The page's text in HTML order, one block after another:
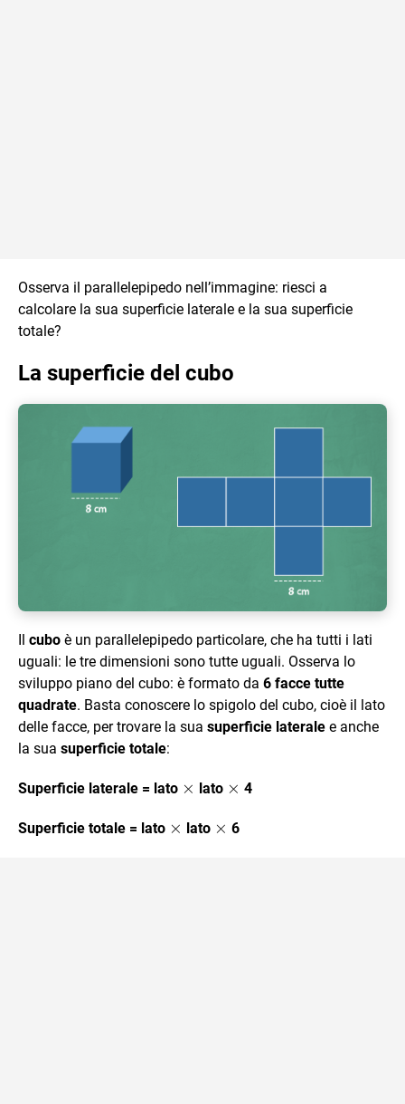
Osserva il parallelepipedo nell’immagine: riesci a
calcolare la sua superficie laterale e la sua superficie
totale?
La superficie del cubo
Il cubo è un parallelepipedo particolare, che ha tutti i lati
uguali: le tre dimensioni sono tutte uguali. Osserva lo
sviluppo piano del cubo: è formato da 6 facce tutte
quadrate. Basta conoscere lo spigolo del cubo, cioè il lato
delle facce, per trovare la sua superficie laterale e anche
la sua superficie totale:
Superficie laterale = lato \times
× lato \times
× 4
Superficie totale = lato \times
× lato \times
× 6